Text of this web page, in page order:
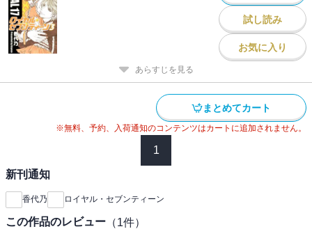
試し読み
お気に入り
あらすじを見る
まとめてカート
※無料、予約、入荷通知のコンテンツはカートに追加されません。
1
新刊通知
香代乃 ロイヤル・セブンティーン
この作品のレビュー （1件）